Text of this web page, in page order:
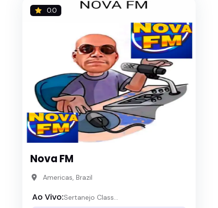
0.0
Nova FM
Americas, Brazil
Ao Vivo:Sertanejo Class...